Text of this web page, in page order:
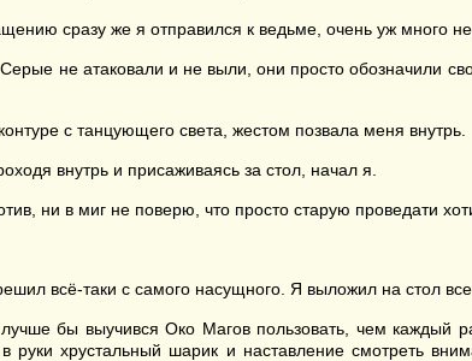
сразу же я отправился к ведьме, очень уж много
не атаковали и не выли, они просто обозначили
с танцующего света, жестом позвала меня внутрь.
внутрь и присаживаясь за стол, начал я.
ни в миг не поверю, что просто старую проведати
всё-таки с самого насущного. Я выложил на стол
бы выучився Око Магов пользовать, чем каждый
руки хрустальный шарик и наставление смотреть